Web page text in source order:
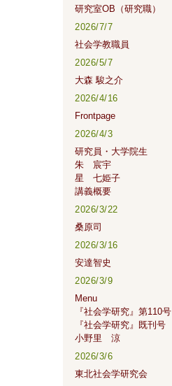
研究室OB（研究職）
2026/7/7
社会学教職員
2026/5/7
大森 駿之介
2026/4/16
Frontpage
2026/4/3
研究員・大学院生
朱 宸宇
星 七姫子
講義概要
2026/3/22
桑原司
2026/3/16
安達智史
2026/3/9
Menu
『社会学研究』第110号
『社会学研究』既刊号
小野里 涼
2026/3/6
東北社会学研究会